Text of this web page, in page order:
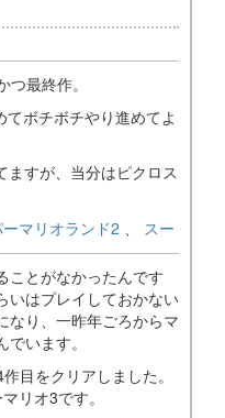
最終作。
ボチボチやり進めてよ
ますが、当分はピクロス
マリオランド2 、 スー
ことがなかったんです
いはプレイしておかない
なり、一昨年ごろからマ
います。
目をクリアしました。
リオ3です。